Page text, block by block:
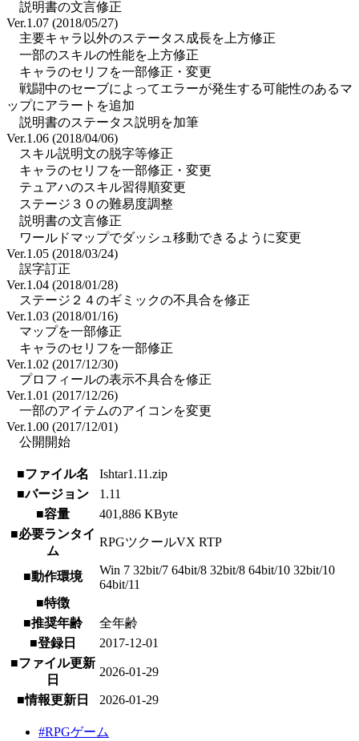
説明書の文言修正
Ver.1.07 (2018/05/27)
主要キャラ以外のステータス成長を上方修正
一部のスキルの性能を上方修正
キャラのセリフを一部修正・変更
戦闘中のセーブによってエラーが発生する可能性のあるマ
ップにアラートを追加
説明書のステータス説明を加筆
Ver.1.06 (2018/04/06)
スキル説明文の脱字等修正
キャラのセリフを一部修正・変更
テュアハのスキル習得順変更
ステージ３０の難易度調整
説明書の文言修正
ワールドマップでダッシュ移動できるように変更
Ver.1.05 (2018/03/24)
誤字訂正
Ver.1.04 (2018/01/28)
ステージ２４のギミックの不具合を修正
Ver.1.03 (2018/01/16)
マップを一部修正
キャラのセリフを一部修正
Ver.1.02 (2017/12/30)
プロフィールの表示不具合を修正
Ver.1.01 (2017/12/26)
一部のアイテムのアイコンを変更
Ver.1.00 (2017/12/01)
公開開始
■ファイル名
Ishtar1.11.zip
■バージョン
1.11
■容量
401,886 KByte
■必要ランタイ
ム
RPGツクールVX RTP
■動作環境
Win 7 32bit/7 64bit/8 32bit/8 64bit/10 32bit/10
64bit/11
■特徴
■推奨年齢
全年齢
■登録日
2017-12-01
■ファイル更新
日
2026-01-29
■情報更新日 2026-01-29
#RPGゲーム